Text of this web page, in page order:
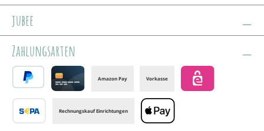
jubee
Zahlungsarten
Amazon Pay Vorkasse
Rechnungskauf Einrichtungen